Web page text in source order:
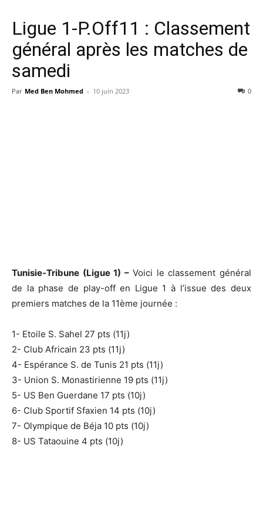
Ligue 1-P.Off11 : Classement
général après les matches de
samedi
Par Med Ben Mohmed - 10 juin 2023 0
Tunisie-Tribune (Ligue 1) – Voici le classement général
de la phase de play-off en Ligue 1 à l’issue des deux
premiers matches de la 11ème journée :
1- Etoile S. Sahel 27 pts (11j)
2- Club Africain 23 pts (11j)
4- Espérance S. de Tunis 21 pts (11j)
3- Union S. Monastirienne 19 pts (11j)
5- US Ben Guerdane 17 pts (10j)
6- Club Sportif Sfaxien 14 pts (10j)
7- Olympique de Béja 10 pts (10j)
8- US Tataouine 4 pts (10j)